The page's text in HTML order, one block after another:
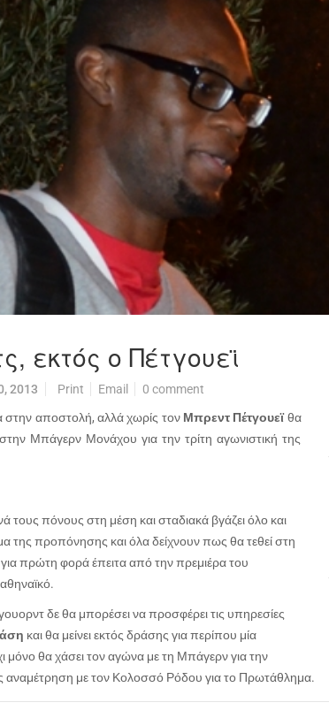
εκτός ο Πέτγουεϊ
2013 Print Email 0 comment
στην αποστολή, αλλά χωρίς τον Μπρεντ Πέτγουεϊθα
Μπάγερν Μονάχου για την τρίτη αγωνιστική της
τους πόνους στη μέση και σταδιακά βγάζει όλο και
της προπόνησης και όλα δείχνουν πως θα τεθεί στη
για πρώτη φορά έπειτα από την πρεμιέρα του
δε θα μπορέσει να προσφέρει τις υπηρεσίες
και θα μείνει εκτός δράσης για περίπου μία
μόνο θα χάσει τον αγώνα με τη Μπάγερν για την
αναμέτρηση με τον Κολοσσό Ρόδου για το Πρωτάθλημα.